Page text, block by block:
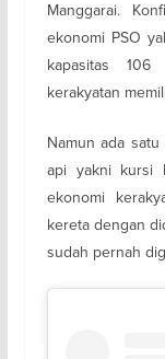
Manggarai.
ekonomi PSO
kapasitas
kerakyatan
Namun ada
api yakni kursi
ekonomi
kereta dengan
sudah pernah